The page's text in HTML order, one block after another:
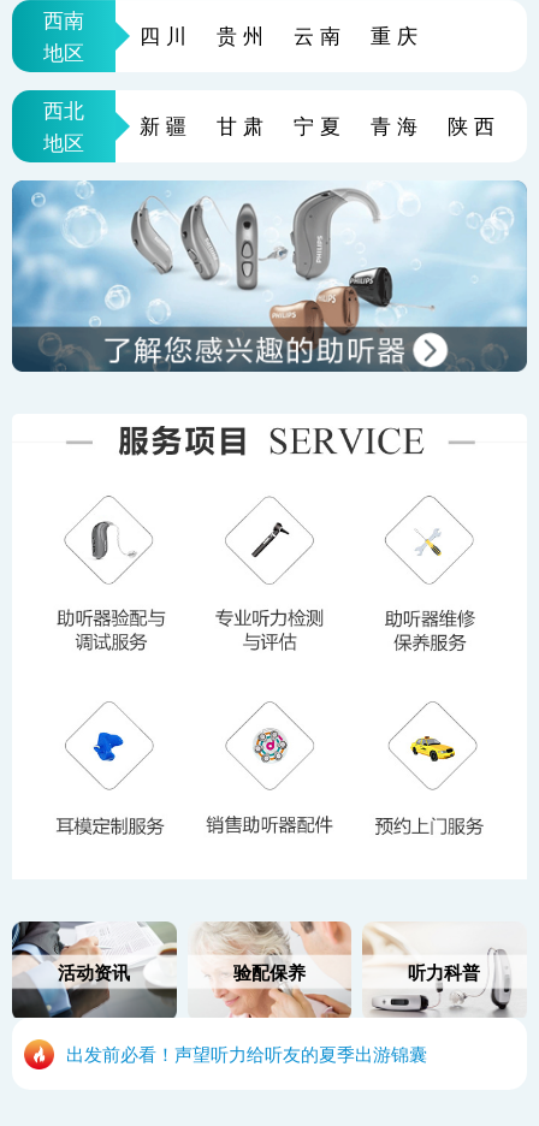
西南
四川 贵州 云南 重庆
地区
西北
新疆 甘肃 宁夏 青海 陕西
地区
活动资讯 验配保养 听力科普
出发前必看！声望听力给听友的夏季出游锦囊